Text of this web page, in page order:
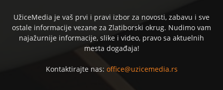
UžiceMedia je vaš prvi i pravi izbor za novosti, zabavu i sve
ostale informacije vezane za Zlatiborski okrug. Nudimo vam
najažurnije informacije, slike i video, pravo sa aktuelnih
mesta događaja!
Kontaktirajte nas: office@uzicemedia.rs